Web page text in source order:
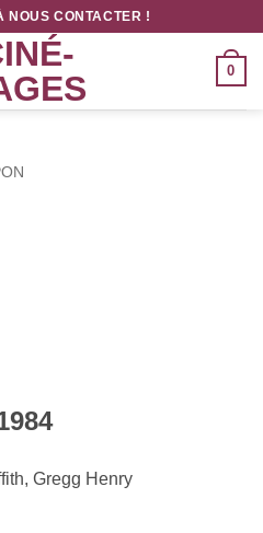
NOUS CONTACTER !
0
Gregg Henry